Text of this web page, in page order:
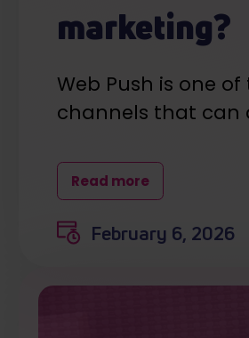
marketing?
Web Push is one of
channels that can
Read more
February 6, 2026